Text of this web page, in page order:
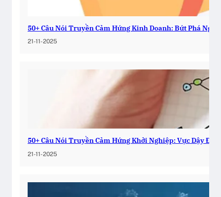
50+ Câu Nói Truyền Cảm Hứng Kinh Doanh: Bứt Phá Ngay!
21-11-2025
50+ Câu Nói Truyền Cảm Hứng Khởi Nghiệp: Vực Dậy
21-11-2025